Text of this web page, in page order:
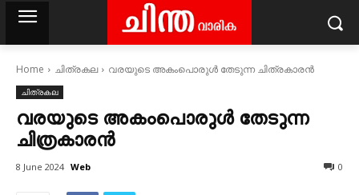
Home ചിത്രകല വരയുടെ അകംപൊരുൾ തേടുന്ന ചിത്രകാരൻ
ചിത്രകല
വരയുടെ അകംപൊരുൾ തേടുന്ന
ചിത്രകാരൻ
8 June 2024 Web 0